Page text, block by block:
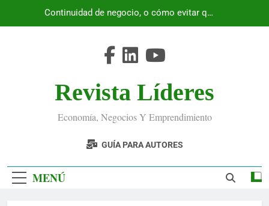
Continuidad de negocio, o cómo evitar que
Revista Líderes
Economía, Negocios Y Emprendimiento
GUÍA PARA AUTORES
MENÚ